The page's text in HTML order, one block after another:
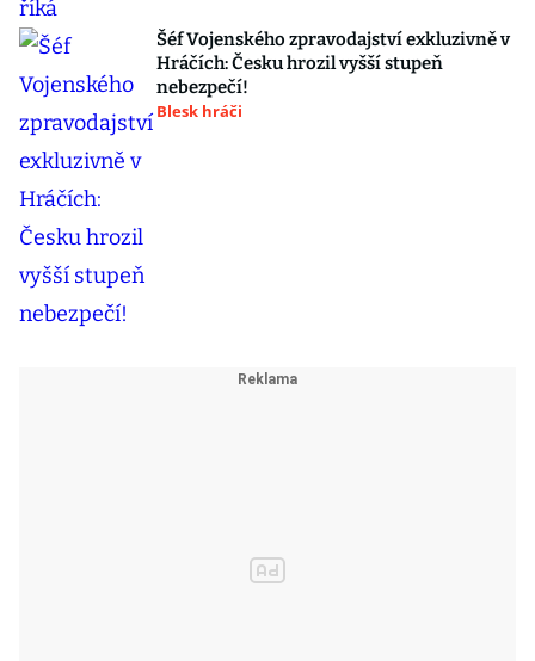
Šéf Vojenského zpravodajství exkluzivně v
Hráčích: Česku hrozil vyšší stupeň
nebezpečí!
Blesk hráči